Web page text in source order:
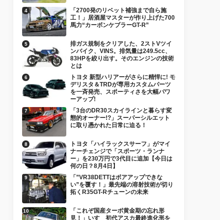
「2700発のリベット補強まで自ら施
工！」居酒屋マスターが作り上げた700
馬力“カーボンケブラーGT-R”
排ガス規制をクリアした、2ストVツイ
ンバイク、VINS。排気量は249.5cc、
83HPを絞り出す。そのエンジンの技術
とは
トヨタ 新型ハリアーがさらに精悍に! モ
デリスタ＆TRDが専用カスタムパーツ
を一斉発売、スポーティさを大幅パワ
ーアップ!
「3台のDR30スカイラインと暮らす変
態的オーナー!?」スーパーシルエット
に取り憑かれた日常に迫る！
トヨタ「ハイラックスサーフ」がマイ
ナーチェンジで「スポーツ・ランナ
ー」を230万円で3代目に追加【今日は
何の日？8月4日】
「”VR38DETTはボアアップできな
い”を覆す！」最先端の溶射技術が切り
拓くR35GT-Rチューンの未来
「これぞ国産ターボ黄金期の忘れ形
見！」いすゞ初代アスカ最終進化形を